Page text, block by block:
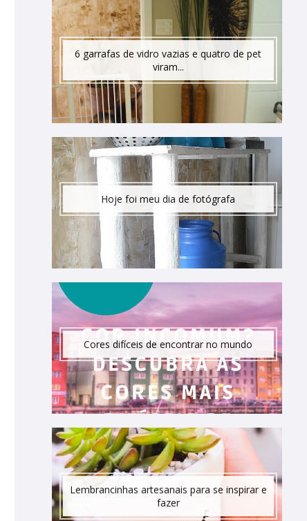
6 garrafas de vidro vazias e quatro de pet
viram...
Hoje foi meu dia de fotógrafa
Cores difíceis de encontrar no mundo
Lembrancinhas artesanais para se inspirar e
fazer